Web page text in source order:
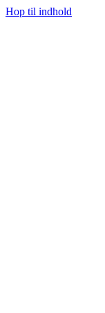
Hop til indhold